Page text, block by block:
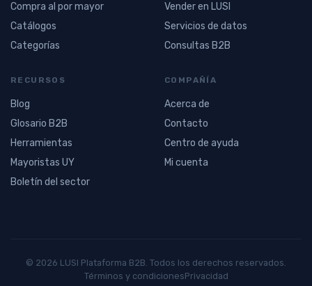
Compra al por mayor
Catálogos
Categorías
Vender en LUSI
Servicios de datos
Consultas B2B
RECURSOS
Blog
Glosario B2B
Herramientas
Mayoristas UY
Boletín del sector
COMPAÑÍA
Acerca de
Contacto
Centro de ayuda
Mi cuenta
© 2026 LUSI Plataforma B2B. Todos los derechos reservados.
Términos y condicionesPrivacidad